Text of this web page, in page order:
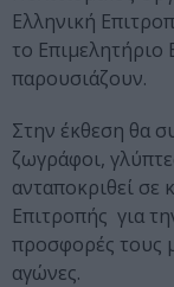
Ελληνική
το
παρουσιάζουν.
Στην έκθεση θα
ζωγράφοι,
ανταποκριθεί
Επιτροπής για
προσφορές τους
αγώνες.